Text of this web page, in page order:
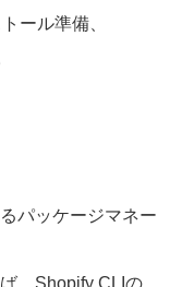
ール準備、
パッケージマネー
、Shopify CLIの